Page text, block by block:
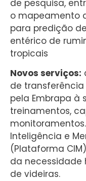
de pesquisa,
o mapeamento
para predição
entérico de
tropicais
Novos serviços:
de
pela Embrapa à
treinamentos,
Inteligência e
(Plataforma
da
de videiras.